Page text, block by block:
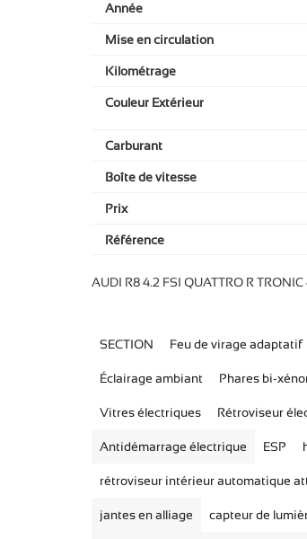
Année
Mise en circulation
Kilométrage
Couleur Extérieur
Carburant
Boîte de vitesse
Prix
Référence
AUDI R8 4.2 FSI QUATTRO R
SECTION Feu de virage adaptatif
Éclairage ambiant Phares bi-
Vitres électriques Rétroviseur
Antidémarrage électrique ESP
rétroviseur intérieur automatique
jantes en alliage capteur de